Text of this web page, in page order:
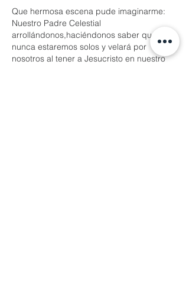
Que hermosa escena pude imaginarme:
Nuestro Padre Celestial
arrollándonos,haciéndonos saber que
nunca estaremos solos y velará por
nosotros al tener a Jesucristo en nuestro